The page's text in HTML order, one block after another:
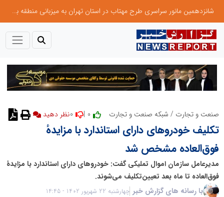
شانزدهمین مانور سراسری طرح مهتاب در استان تهران به میزبانی منطقه برق لواسان
صنعت و تجارت / شبکه صنعت و تجارت نظر دهید
تکلیف خودروهای دارای استاندارد با مزایدهٔ
فوق‌العاده مشخص شد
مدیرعامل سازمان اموال تملیکی گفت: خودروهای دارای استاندارد با مزایدهٔ
فوق‌العاده تا ماه بعد تعیین‌تکلیف می‌شوند.
با رسانه های گزارش خبر چهارشنبه 22 شهریور 1402 - 14:45